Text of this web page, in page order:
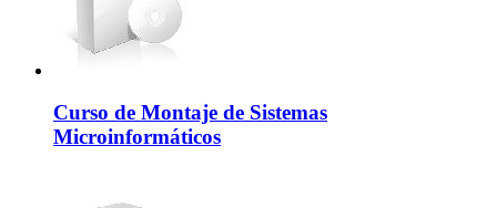
Curso de Montaje de Sistemas
Microinformáticos